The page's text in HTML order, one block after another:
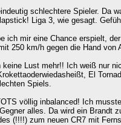
schlechtere Spieler. Da
Liga 3, wie gesagt.
ich mir eine Chance erspielt,
250 km/h gegen die Hand
Lust mehr!! Ich weiß nur
El
Spiels.
völlig inbalanced! Ich
alles. Da wird ein Brandt
(!!!!) zum neuen CR7 mit